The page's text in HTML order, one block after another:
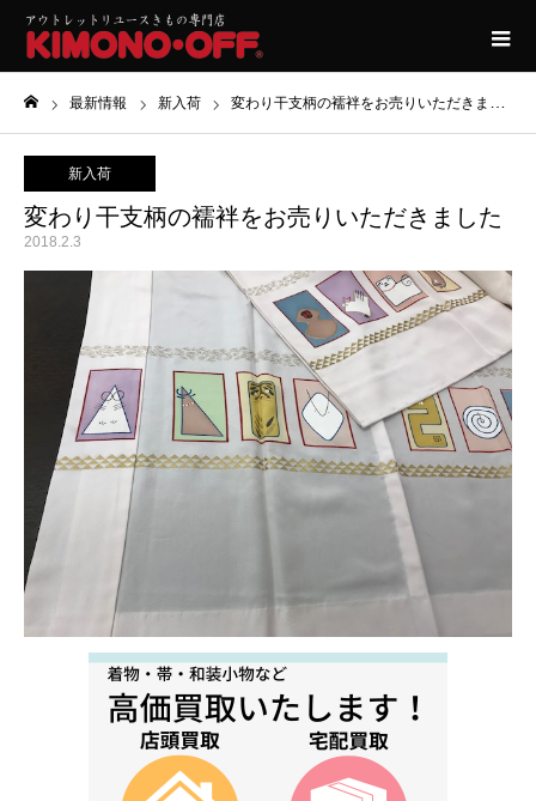
最新情報 新入荷 変わり干支柄の襦袢をお売りいただきました
新入荷
変わり干支柄の襦袢をお売りいただきました
2018.2.3